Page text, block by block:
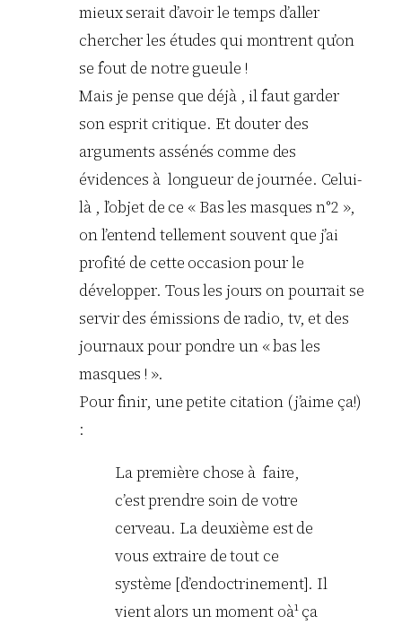
mieux serait d’avoir le temps d’aller
chercher les études qui montrent qu’on
se fout de notre gueule !
Mais je pense que déjà , il faut garder
son esprit critique. Et douter des
arguments assénés comme des
évidences à longueur de journée. Celui-
là , l’objet de ce « Bas les masques n°2 »,
on l’entend tellement souvent que j’ai
profité de cette occasion pour le
développer. Tous les jours on pourrait se
servir des émissions de radio, tv, et des
journaux pour pondre un « bas les
masques ! ».
Pour finir, une petite citation (j’aime ça!)
:
La première chose à faire,
c’est prendre soin de votre
cerveau. La deuxième est de
vous extraire de tout ce
système [d’endoctrinement]. Il
vient alors un moment oà¹ ça